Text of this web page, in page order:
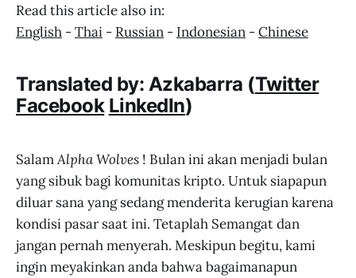
Read this article also in:
English -Thai - Russian - Indonesian -Chinese
Translated by: Azkabarra (Twitter
Facebook LinkedIn)
SalamAlpha Wolves ! Bulan ini akan menjadi bulan
yang sibuk bagi komunitas kripto. Untuk siapapun
diluar sana yang sedang menderita kerugian karena
kondisi pasar saat ini. Tetaplah Semangat dan
jangan pernah menyerah. Meskipun begitu, kami
ingin meyakinkan anda bahwa bagaimanapun